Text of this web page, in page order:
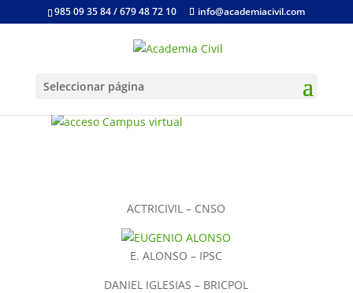
985 09 35 84 / 679 48 72 10 info@academiacivil.com
Seleccionar página
ACTRICIVIL – CNSO
E. ALONSO – IPSC
DANIEL IGLESIAS – BRICPOL